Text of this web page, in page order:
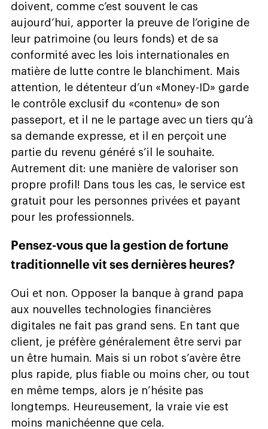
doivent, comme c’est souvent le cas
aujourd’hui, apporter la preuve de l’origine de
leur patrimoine (ou leurs fonds) et de sa
conformité avec les lois internationales en
matière de lutte contre le blanchiment. Mais
attention, le détenteur d’un «Money-ID» garde
le contrôle exclusif du «contenu» de son
passeport, et il ne le partage avec un tiers qu’à
sa demande expresse, et il en perçoit une
partie du revenu généré s’il le souhaite.
Autrement dit: une manière de valoriser son
propre profil! Dans tous les cas, le service est
gratuit pour les personnes privées et payant
pour les professionnels.
Pensez-vous que la gestion de fortune
traditionnelle vit ses dernières heures?
Oui et non. Opposer la banque à grand papa
aux nouvelles technologies financières
digitales ne fait pas grand sens. En tant que
client, je préfère généralement être servi par
un être humain. Mais si un robot s’avère être
plus rapide, plus fiable ou moins cher, ou tout
en même temps, alors je n’hésite pas
longtemps. Heureusement, la vraie vie est
moins manichéenne que cela.